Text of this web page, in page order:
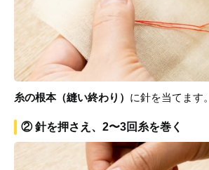
糸の根本（縫い終わり） に針を当てます。
② 針を押さえ、2〜3回糸を巻く